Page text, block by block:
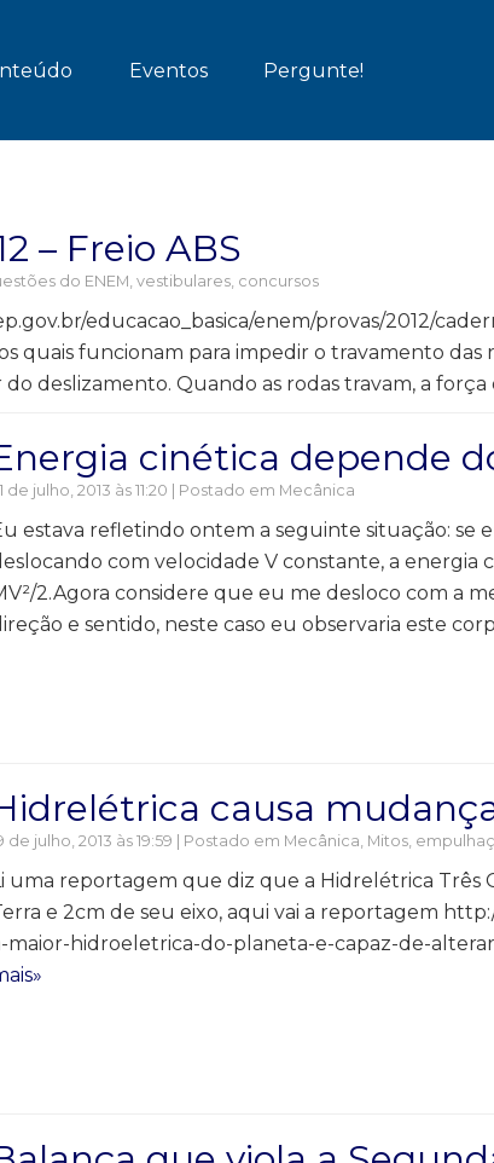
Eventos Pergunte!
– Freio ABS
do ENEM, vestibulares, concursos
educacao_basica/enem/provas/2012/
quais funcionam para impedir o travamento das
deslizamento. Quando as rodas travam, a
cinética depende
de julho, 2013 às 11:20 | Postado em Mecânica
estava refletindo ontem a seguinte situação: se
com velocidade V constante, a energia
2.Agora considere que eu me desloco com a
e sentido, neste caso eu observaria este
causa
de julho, 2013 às 19:59 | Postado em Mecânica, Mitos,
uma reportagem que diz que a Hidrelétrica Três
e 2cm de seu eixo, aqui vai a reportagem
maior-hidroeletrica-do-planeta-e-capaz-de-